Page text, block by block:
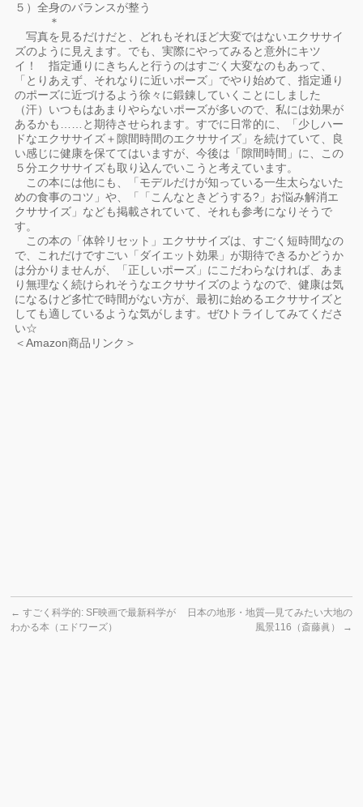
５）全身のバランスが整う
＊
写真を見るだけだと、どれもそれほど大変ではないエクササイ
ズのように見えます。でも、実際にやってみると意外にキツ
イ！ 指定通りにきちんと行うのはすごく大変なのもあって、
「とりあえず、それなりに近いポーズ」でやり始めて、指定通り
のポーズに近づけるよう徐々に鍛錬していくことにしました
（汗）いつもはあまりやらないポーズが多いので、私には効果が
あるかも……と期待させられます。すでに日常的に、「少しハー
ドなエクササイズ＋隙間時間のエクササイズ」を続けていて、良
い感じに健康を保ててはいますが、今後は「隙間時間」に、この
５分エクササイズも取り込んでいこうと考えています。
この本には他にも、「モデルだけが知っている一生太らないた
めの食事のコツ」や、「「こんなときどうする?」お悩み解消エ
クササイズ」なども掲載されていて、それも参考になりそうで
す。
この本の「体幹リセット」エクササイズは、すごく短時間なの
で、これだけですごい「ダイエット効果」が期待できるかどうか
は分かりませんが、「正しいポーズ」にこだわらなければ、あま
り無理なく続けられそうなエクササイズのようなので、健康は気
になるけど多忙で時間がない方が、最初に始めるエクササイズと
しても適しているような気がします。ぜひトライしてみてくださ
い☆
＜Amazon商品リンク＞
← すごく科学的: SF映画で最新科学が
わかる本（エドワーズ）
日本の地形・地質―見てみたい大地の
風景116（斎藤眞）
→